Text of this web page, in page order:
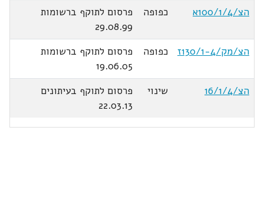
הצ/100/1/4א
כפופה
פרסום לתוקף ברשומות
29.08.99
הצ/מק/130/1-4ז
כפופה
פרסום לתוקף ברשומות
19.06.05
הצ/16/1/4
שינוי
פרסום לתוקף בעיתונים
22.03.13